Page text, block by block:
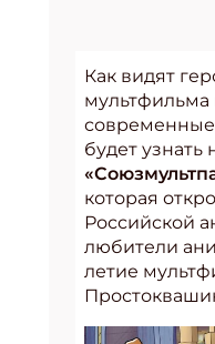
Как видят
будет узнать
которая
Российской
любители
летие